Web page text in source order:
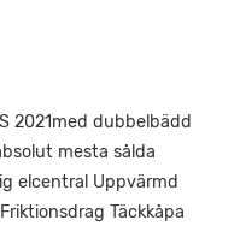
2021med dubbelbädd
mesta sålda
elcentral Uppvärmd
Täckkåpa